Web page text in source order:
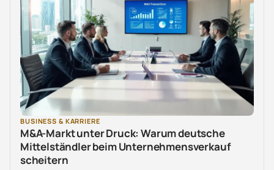
BUSINESS & KARRIERE
M&A-Markt unter Druck: Warum deutsche
Mittelständler beim Unternehmensverkauf
scheitern